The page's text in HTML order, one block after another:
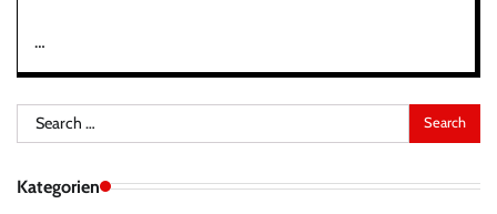
…
Search
for:
Kategorien